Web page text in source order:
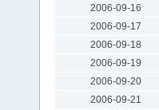
2006-09-16
2006-09-17
2006-09-18
2006-09-19
2006-09-20
2006-09-21